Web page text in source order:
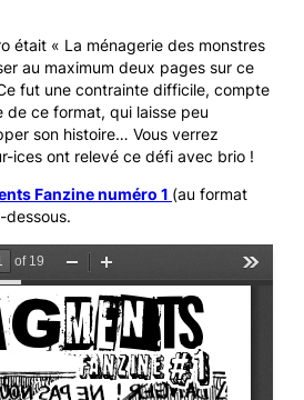
était « La ménagerie des monstres
au maximum deux pages sur ce
fut une contrainte difficile, compte
de ce format, qui laisse peu
son histoire… Vous verrez
ices ont relevé ce défi avec brio !
Fanzine numéro 1 (au format
dessous.